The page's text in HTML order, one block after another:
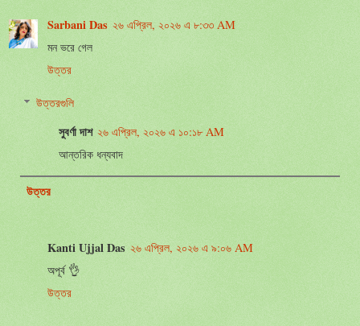
Sarbani Das ২৬ এপ্রিল, ২০২৬ এ ৮:৩৩ AM
মন ভরে গেল
উত্তর
উত্তরগুলি
সুবর্ণা দাশ ২৬ এপ্রিল, ২০২৬ এ ১০:১৮ AM
আন্তরিক ধন্যবাদ
উত্তর
Kanti Ujjal Das ২৬ এপ্রিল, ২০২৬ এ ৯:০৬ AM
অপূর্ব 👌
উত্তর